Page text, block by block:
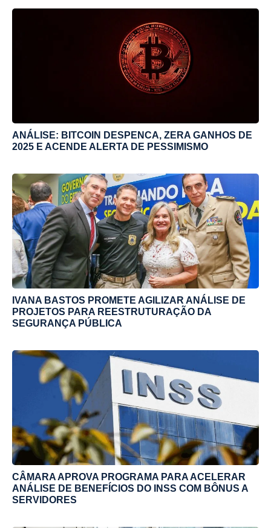
ANÁLISE: BITCOIN DESPENCA, ZERA GANHOS DE
2025 E ACENDE ALERTA DE PESSIMISMO
IVANA BASTOS PROMETE AGILIZAR ANÁLISE DE
PROJETOS PARA REESTRUTURAÇÃO DA
SEGURANÇA PÚBLICA
CÂMARA APROVA PROGRAMA PARA ACELERAR
ANÁLISE DE BENEFÍCIOS DO INSS COM BÔNUS A
SERVIDORES